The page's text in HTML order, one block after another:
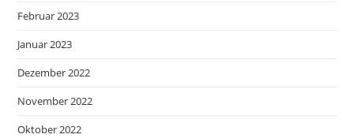
Februar 2023
Januar 2023
Dezember 2022
November 2022
Oktober 2022